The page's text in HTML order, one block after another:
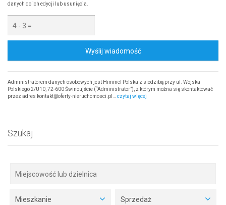
danych do ich edycji lub usunięcia.
Wyślij wiadomość
Administratorem danych osobowych jest Himmel Polska z siedzibą przy ul. Wojska
Polskiego 2/U10, 72-600 Świnoujście (“Administrator”), z którym można się skontaktować
przez adres kontakt@oferty-nieruchomosci.pl… czytaj więcej
Szukaj
Mieszkanie Sprzedaż